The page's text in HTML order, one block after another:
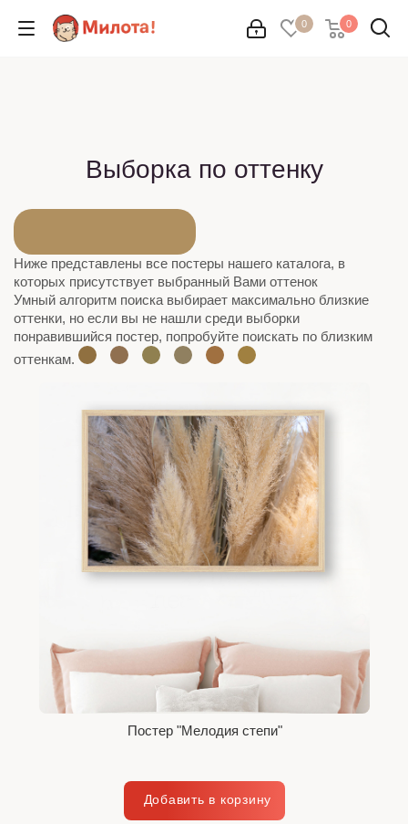
0 0
Выборка по оттенку
Ниже представлены все постеры нашего каталога, в
которых присутствует выбранный Вами оттенок
Умный алгоритм поиска выбирает максимально близкие
оттенки, но если вы не нашли среди выборки
понравившийся постер, попробуйте поискать по близким
оттенкам.
Постер "Мелодия степи"